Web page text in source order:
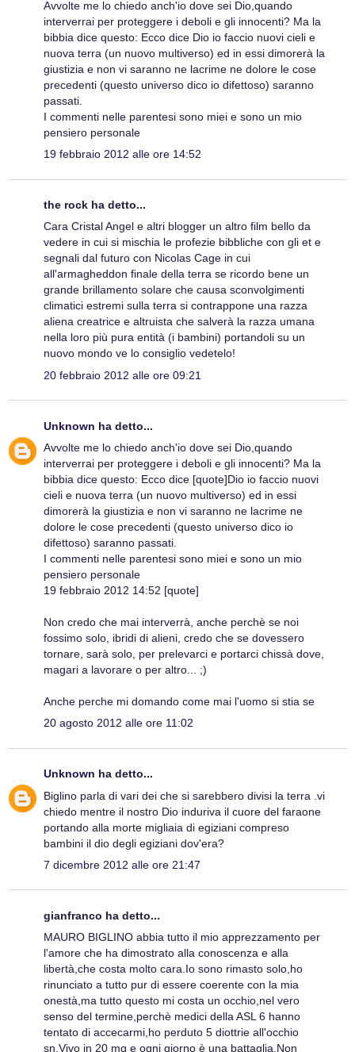
Avvolte me lo chiedo anch'io dove sei Dio,quando
interverrai per proteggere i deboli e gli innocenti? Ma la
bibbia dice questo: Ecco dice Dio io faccio nuovi cieli e
nuova terra (un nuovo multiverso) ed in essi dimorerà la
giustizia e non vi saranno ne lacrime ne dolore le cose
precedenti (questo universo dico io difettoso) saranno
passati.
I commenti nelle parentesi sono miei e sono un mio
pensiero personale
19 febbraio 2012 alle ore 14:52
the rock ha detto...
Cara Cristal Angel e altri blogger un altro film bello da
vedere in cui si mischia le profezie bibbliche con gli et e
segnali dal futuro con Nicolas Cage in cui
all'armagheddon finale della terra se ricordo bene un
grande brillamento solare che causa sconvolgimenti
climatici estremi sulla terra si contrappone una razza
aliena creatrice e altruista che salverà la razza umana
nella loro più pura entità (i bambini) portandoli su un
nuovo mondo ve lo consiglio vedetelo!
20 febbraio 2012 alle ore 09:21
Unknown ha detto...
Avvolte me lo chiedo anch'io dove sei Dio,quando
interverrai per proteggere i deboli e gli innocenti? Ma la
bibbia dice questo: Ecco dice [quote]Dio io faccio nuovi
cieli e nuova terra (un nuovo multiverso) ed in essi
dimorerà la giustizia e non vi saranno ne lacrime ne
dolore le cose precedenti (questo universo dico io
difettoso) saranno passati.
I commenti nelle parentesi sono miei e sono un mio
pensiero personale
19 febbraio 2012 14:52 [quote]
Non credo che mai interverrà, anche perchè se noi
fossimo solo, ibridi di alieni, credo che se dovessero
tornare, sarà solo, per prelevarci e portarci chissà dove,
magari a lavorare o per altro... ;)
Anche perche mi domando come mai l'uomo si stia se
20 agosto 2012 alle ore 11:02
Unknown ha detto...
Biglino parla di vari dei che si sarebbero divisi la terra .vi
chiedo mentre il nostro Dio induriva il cuore del faraone
portando alla morte migliaia di egiziani compreso
bambini il dio degli egiziani dov'era?
7 dicembre 2012 alle ore 21:47
gianfranco ha detto...
MAURO BIGLINO abbia tutto il mio apprezzamento per
l'amore che ha dimostrato alla conoscenza e alla
libertà,che costa molto cara.Io sono rimasto solo,ho
rinunciato a tutto pur di essere coerente con la mia
onestà,ma tutto questo mi costa un occhio,nel vero
senso del termine,perchè medici della ASL 6 hanno
tentato di accecarmi,ho perduto 5 diottrie all'occhio
sn.Vivo in 20 mq e ogni giorno è una battaglia.Non